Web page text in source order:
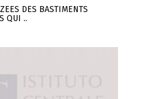
DES BASTIMENTS
QUI ..